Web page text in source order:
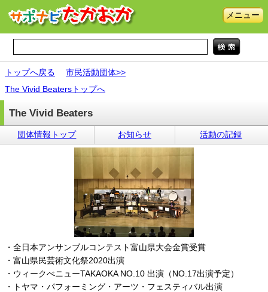
メニュー
トップへ戻る
市民活動団体>>
The Vivid Beatersトップへ
The Vivid Beaters
団体情報トップ お知らせ 活動の記録
・全日本アンサンブルコンテスト富山県大会金賞受賞
・富山県民芸術文化祭2020出演
・ウィークべニューTAKAOKA NO.10 出演（NO.17出演予定）
・トヤマ・パフォーミング・アーツ・フェスティバル出演